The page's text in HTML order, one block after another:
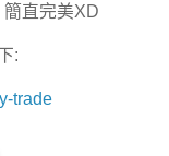
直完美XD
:
trade